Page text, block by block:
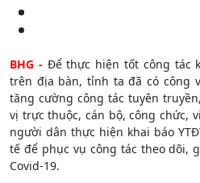
BHG -Để thực hiện tốt công tác
trên địa bàn, tỉnh ta đã có công
tăng cường công tác tuyên
vị trực thuộc, cán bộ, công chức,
người dân thực hiện khai báo
tế để phục vụ công tác theo dõi,
Covid-19.